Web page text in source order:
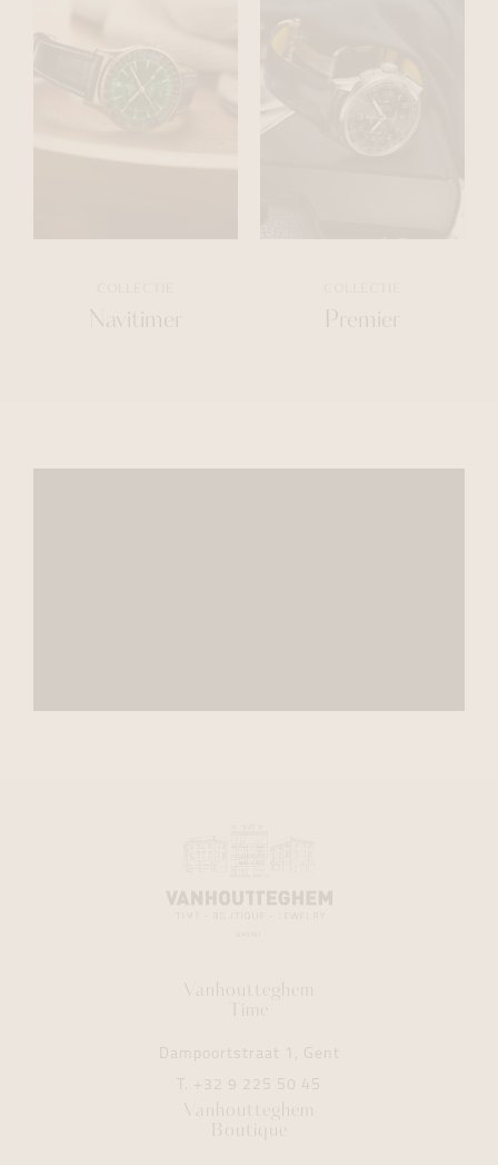
Navitimer Premier
Vanhoutteghem
Time
Dampoortstraat 1, Gent
T. +32 9 225 50 45
Vanhoutteghem
Boutique